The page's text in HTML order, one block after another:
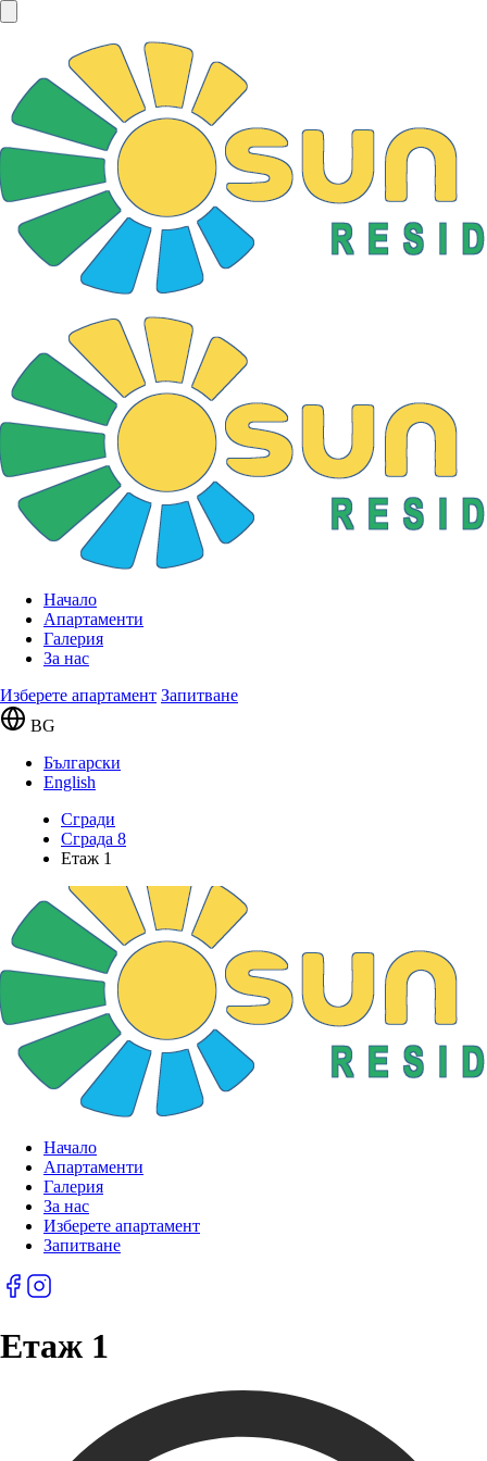
Начало
Апартаменти
Галерия
За нас
Изберете апартамент Запитване
BG
Български
English
Начало
Апартаменти
Галерия
За нас
Изберете апартамент
Запитване
Етаж 1
Сгради
Сграда 8
Етаж 1